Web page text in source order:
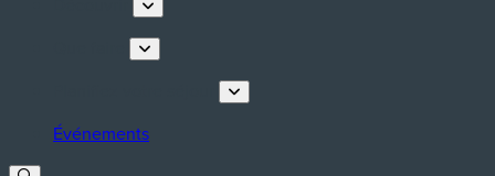
Événements